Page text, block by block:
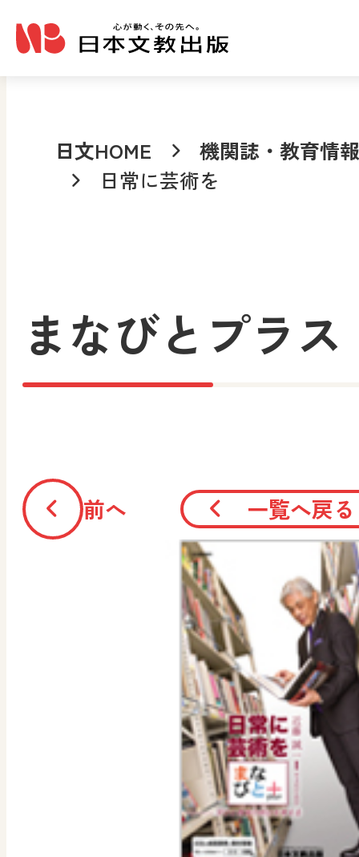
日文HOME
機関誌・教育情報
日常に芸術を
まなびとプラス
前へ 一覧へ戻る